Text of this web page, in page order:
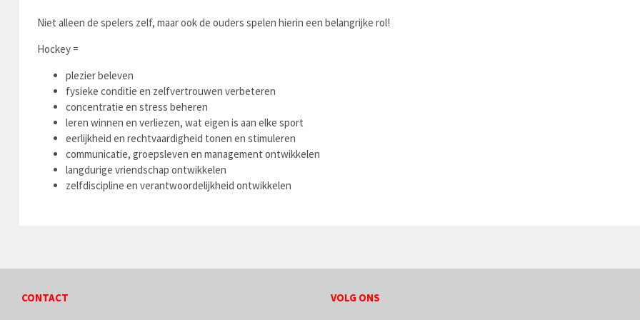
Niet alleen de spelers zelf, maar ook de ouders spelen hierin een belangrijke rol!
Hockey =
plezier beleven
fysieke conditie en zelfvertrouwen verbeteren
concentratie en stress beheren
leren winnen en verliezen, wat eigen is aan elke sport
eerlijkheid en rechtvaardigheid tonen en stimuleren
communicatie, groepsleven en management ontwikkelen
langdurige vriendschap ontwikkelen
zelfdiscipline en verantwoordelijkheid ontwikkelen
CONTACT
VOLG ONS